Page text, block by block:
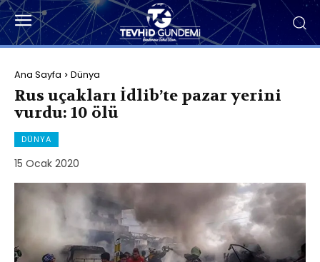
Ana Sayfa Dünya
Rus uçakları İdlib’te pazar yerini
vurdu: 10 ölü
DÜNYA
15 Ocak 2020